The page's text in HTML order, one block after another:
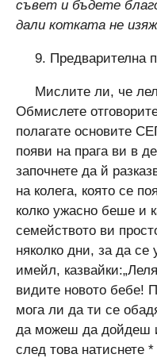
съвет и бъдете
дали котката не
9. Предварителна
Мислите ли, че
Обмислете
полагате основите
появи на прага ви в
започнете да й
на колега, която се
колко ужасно беше и
семейството ви
няколко дни, за да се
имейл,
видите новото бебе!
мога ли да ти се
да можеш да дойдеш
след това натиснете *